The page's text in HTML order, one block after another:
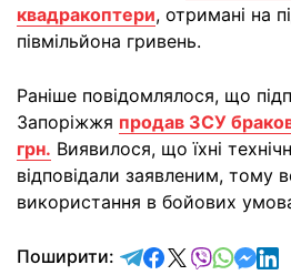
квадракоптери, отримані на
півмільйона гривень.
Раніше повідомлялося, що
Запоріжжя продав ЗСУ
грн. Виявилося, що їхні
відповідали заявленим, тому
використання в бойових
Поширити: відправити у
поділитись у
поділитись